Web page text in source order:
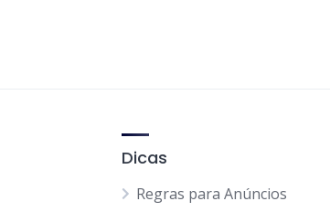
Dicas
Regras para Anúncios